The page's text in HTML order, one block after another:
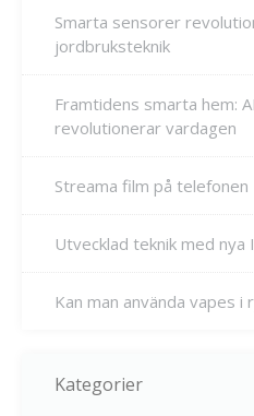
Smarta sensorer
jordbruksteknik
Framtidens smarta hem:
revolutionerar vardagen
Streama film på telefonen
Utvecklad teknik med
Kan man använda vapes i
Kategorier